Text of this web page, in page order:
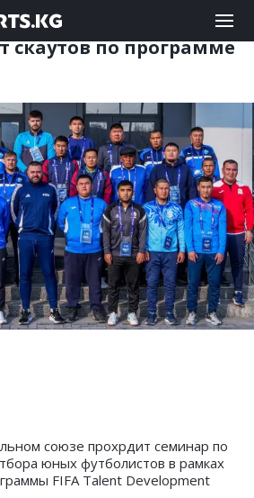
08.12.2025 13:25
скаутов по программе
союзе прохрдит семинар по
юных футболистов в рамках
FIFA Talent Development